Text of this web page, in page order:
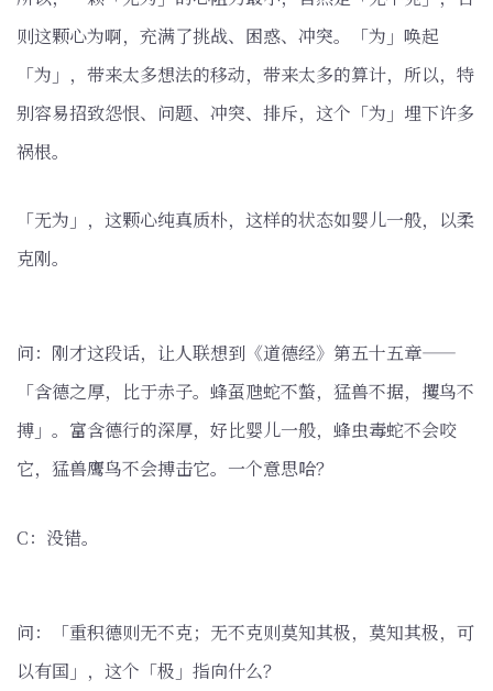
则这颗心为啊，充满了挑战、困惑、冲突。「为」唤起
「为」，带来太多想法的移动，带来太多的算计，所以，特
别容易招致怨恨、问题、冲突、排斥，这个「为」埋下许多
祸根。
「无为」，这颗心纯真质朴，这样的状态如婴儿一般，以柔
克刚。
问：刚才这段话，让人联想到《道德经》第五十五章——
「含德之厚，比于赤子。蜂虿虺蛇不螫，猛兽不据，攫鸟不
搏」。富含德行的深厚，好比婴儿一般，蜂虫毒蛇不会咬
它，猛兽鹰鸟不会搏击它。一个意思哈？
C：没错。
问：「重积德则无不克；无不克则莫知其极，莫知其极，可
以有国」，这个「极」指向什么？